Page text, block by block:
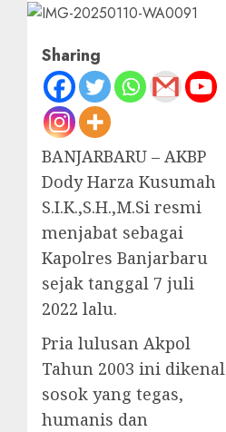
Sharing
BANJARBARU – AKBP
Dody Harza Kusumah
S.I.K.,S.H.,M.Si resmi
menjabat sebagai
Kapolres Banjarbaru
sejak tanggal 7 juli
2022 lalu.
Pria lulusan Akpol
Tahun 2003 ini dikenal
sosok yang tegas,
humanis dan